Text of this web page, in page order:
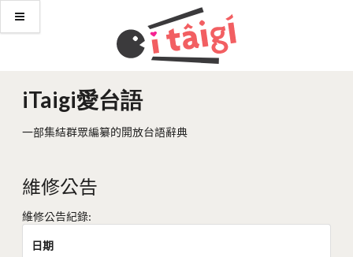
iTaigi愛台語
一部集結群眾編纂的開放台語辭典
維修公告
維修公告紀錄:
日期